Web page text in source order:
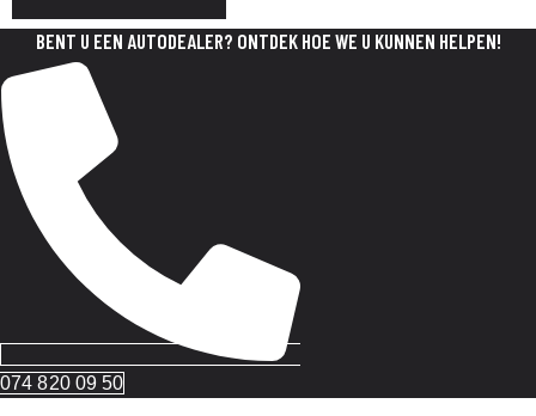
BENT U EEN AUTODEALER? ONTDEK HOE WE U KUNNEN HELPEN!
074 820 09 50